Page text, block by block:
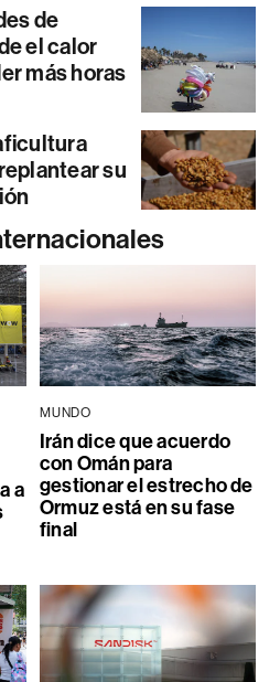
de
el calor
más horas
su
a
MUNDO
Irán dice que acuerdo
con Omán para
gestionar el estrecho de
Ormuz está en su fase
final